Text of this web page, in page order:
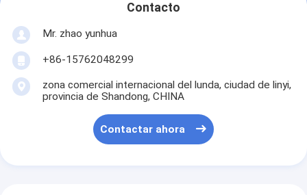
Contacto
Mr. zhao yunhua
+86-15762048299
zona comercial internacional del lunda, ciudad de linyi,
provincia de Shandong, CHINA
Contactar ahora